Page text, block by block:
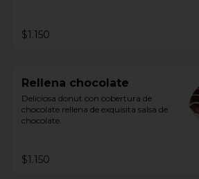
$1.150
Rellena chocolate
Deliciosa donut con cobertura de
chocolate rellena de exquisita salsa de
chocolate.
$1.150